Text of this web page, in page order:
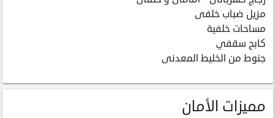
مزيل ضباب خلفى
مساحات خلفية
كابح سقفي
جنوط من الخليط المعدنى
مميزات الأمان